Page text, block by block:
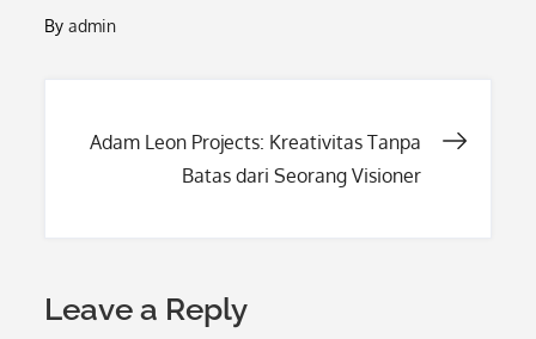
Byadmin
Post
Adam Leon Projects: Kreativitas Tanpa
Batas dari Seorang Visioner
Leave a Reply